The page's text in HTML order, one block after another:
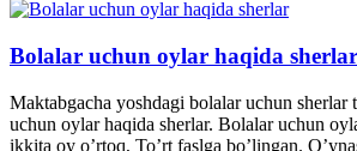
Bolalar uchun oylar haqida sherlar
Maktabgacha yoshdagi bolalar uchun sherlar
uchun oylar haqida sherlar. Bolalar uchun
ikkita oy o’rtoq, To’rt faslga bo’lingan.